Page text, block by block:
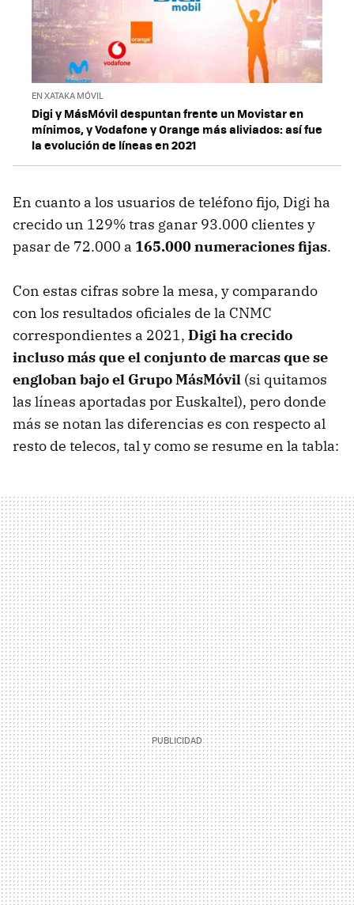
EN XATAKA MÓVIL
Digi y MásMóvil despuntan frente un Movistar en
mínimos, y Vodafone y Orange más aliviados: así fue
la evolución de líneas en 2021
En cuanto a los usuarios de teléfono fijo, Digi ha
crecido un 129% tras ganar 93.000 clientes y
pasar de 72.000 a 165.000 numeraciones fijas.
Con estas cifras sobre la mesa, y comparando
con los resultados oficiales de la CNMC
correspondientes a 2021, Digi ha crecido
incluso más que el conjunto de marcas que se
engloban bajo el Grupo MásMóvil (si quitamos
las líneas aportadas por Euskaltel), pero donde
más se notan las diferencias es con respecto al
resto de telecos, tal y como se resume en la tabla: